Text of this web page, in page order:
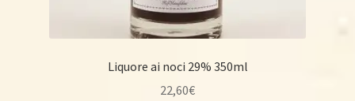
Liquore ai noci 29% 350ml
22,60€